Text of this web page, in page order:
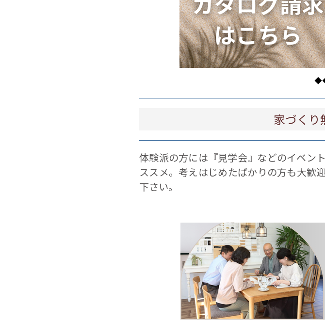
家づくり
体験派の方には『見学会』などのイベン
ススメ。考えはじめたばかりの方も大歓
下さい。